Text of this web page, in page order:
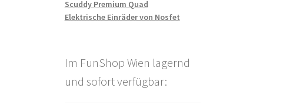
Scuddy Premium Quad
Elektrische Einräder von Nosfet
Im FunShop Wien lagernd
und sofort verfügbar: